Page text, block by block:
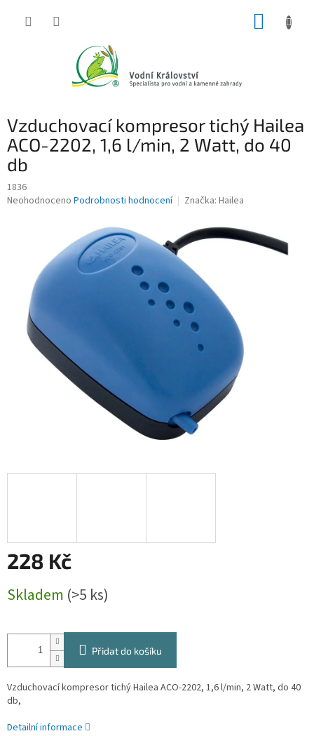
Vzduchovací kompresor tichý Hailea
ACO-2202, 1,6 l/min, 2 Watt, do 40
db
1836
Průměrné
hvězdiček.
Neohodnoceno Podrobnosti hodnocení Značka: Hailea
228 Kč
cena:
Skladem (>5 ks)
Přidat do košíku
Vzduchovací kompresor tichý Hailea ACO-2202, 1,6 l/min, 2 Watt, do 40
db,
Detailní informace